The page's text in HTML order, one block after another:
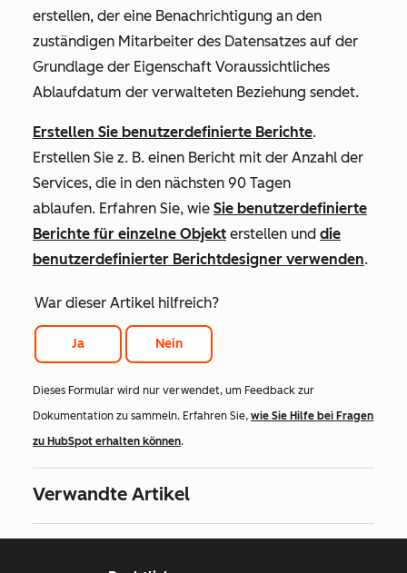
erstellen, der eine Benachrichtigung an den
zuständigen Mitarbeiter des Datensatzes auf der
Grundlage der Eigenschaft Voraussichtliches
Ablaufdatum der verwalteten Beziehung sendet.
Erstellen Sie benutzerdefinierte Berichte.
Erstellen Sie z. B. einen Bericht mit der Anzahl der
Services, die in den nächsten 90 Tagen
ablaufen. Erfahren Sie, wie Sie benutzerdefinierte
Berichte für einzelne Objekt erstellen und die
benutzerdefinierter Berichtdesigner verwenden.
War dieser Artikel hilfreich?
Ja Nein
Dieses Formular wird nur verwendet, um Feedback zur
Dokumentation zu sammeln. Erfahren Sie, wie Sie Hilfe bei Fragen
zu HubSpot erhalten können.
Verwandte Artikel